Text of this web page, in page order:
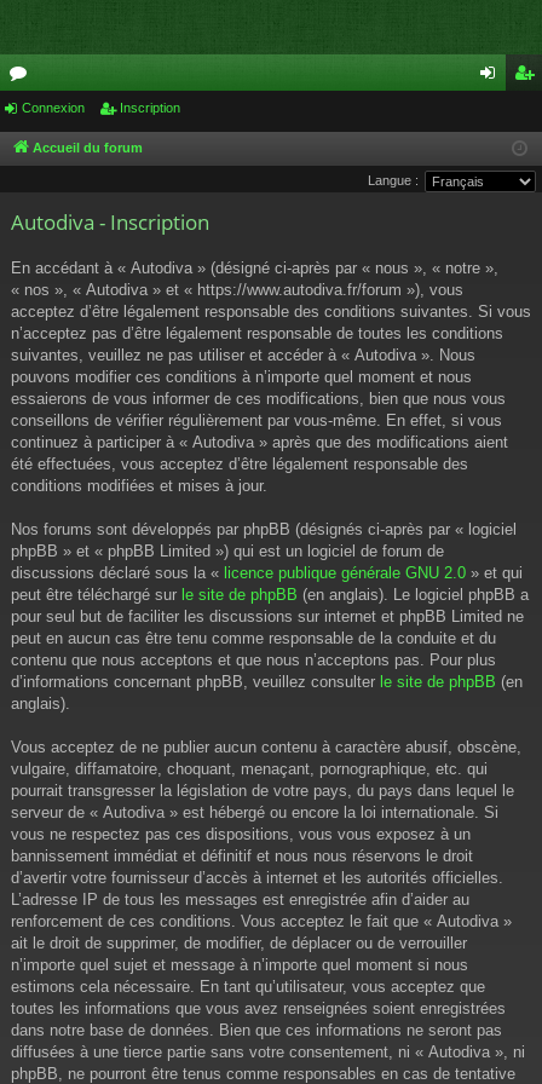
or
u
s
cri
pti
Connexion Inscription
Accueil du forum
Langue :
Autodiva - Inscription
En accédant à « Autodiva » (désigné ci-après par « nous », « notre »,
« nos », « Autodiva » et « https://www.autodiva.fr/forum »), vous
acceptez d’être légalement responsable des conditions suivantes. Si vous
n’acceptez pas d’être légalement responsable de toutes les conditions
suivantes, veuillez ne pas utiliser et accéder à « Autodiva ». Nous
pouvons modifier ces conditions à n’importe quel moment et nous
essaierons de vous informer de ces modifications, bien que nous vous
conseillons de vérifier régulièrement par vous-même. En effet, si vous
continuez à participer à « Autodiva » après que des modifications aient
été effectuées, vous acceptez d’être légalement responsable des
conditions modifiées et mises à jour.
Nos forums sont développés par phpBB (désignés ci-après par « logiciel
phpBB » et « phpBB Limited ») qui est un logiciel de forum de
discussions déclaré sous la « licence publique générale GNU 2.0 » et qui
peut être téléchargé sur le site de phpBB (en anglais). Le logiciel phpBB a
pour seul but de faciliter les discussions sur internet et phpBB Limited ne
peut en aucun cas être tenu comme responsable de la conduite et du
contenu que nous acceptons et que nous n’acceptons pas. Pour plus
d’informations concernant phpBB, veuillez consulter le site de phpBB (en
anglais).
Vous acceptez de ne publier aucun contenu à caractère abusif, obscène,
vulgaire, diffamatoire, choquant, menaçant, pornographique, etc. qui
pourrait transgresser la législation de votre pays, du pays dans lequel le
serveur de « Autodiva » est hébergé ou encore la loi internationale. Si
vous ne respectez pas ces dispositions, vous vous exposez à un
bannissement immédiat et définitif et nous nous réservons le droit
d’avertir votre fournisseur d’accès à internet et les autorités officielles.
L’adresse IP de tous les messages est enregistrée afin d’aider au
renforcement de ces conditions. Vous acceptez le fait que « Autodiva »
ait le droit de supprimer, de modifier, de déplacer ou de verrouiller
n’importe quel sujet et message à n’importe quel moment si nous
estimons cela nécessaire. En tant qu’utilisateur, vous acceptez que
toutes les informations que vous avez renseignées soient enregistrées
dans notre base de données. Bien que ces informations ne seront pas
diffusées à une tierce partie sans votre consentement, ni « Autodiva », ni
phpBB, ne pourront être tenus comme responsables en cas de tentative